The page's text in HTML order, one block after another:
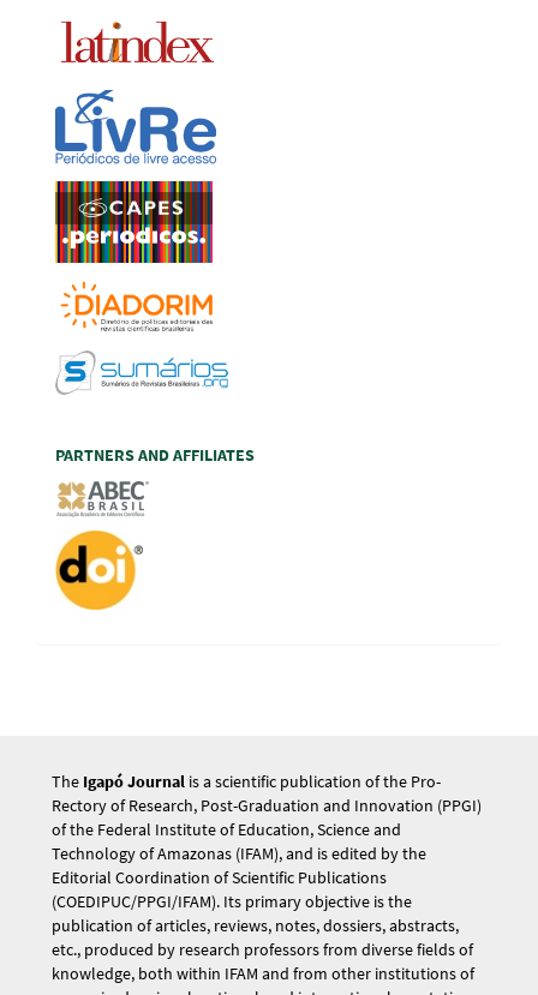
PARTNERS AND AFFILIATES
The Igapó Journal is a scientific publication of the Pro-
Rectory of Research, Post-Graduation and Innovation (PPGI)
of the Federal Institute of Education, Science and
Technology of Amazonas (IFAM), and is edited by the
Editorial Coordination of Scientific Publications
(COEDIPUC/PPGI/IFAM). Its primary objective is the
publication of articles, reviews, notes, dossiers, abstracts,
etc., produced by research professors from diverse fields of
knowledge, both within IFAM and from other institutions of